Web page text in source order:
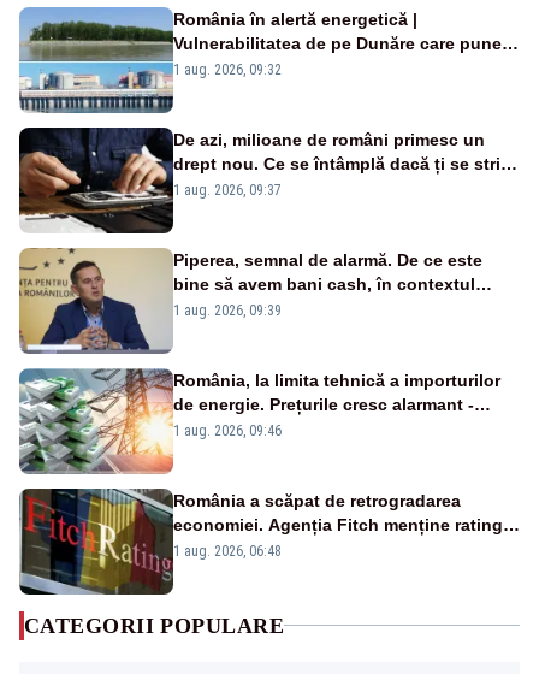
România în alertă energetică |
Vulnerabilitatea de pe Dunăre care pune
în pericol Centrala Cernavodă era
1 aug. 2026, 09:32
De azi, milioane de români primesc un
drept nou. Ce se întâmplă dacă ți se strică
un produs
1 aug. 2026, 09:37
Piperea, semnal de alarmă. De ce este
bine să avem bani cash, în contextul
alertei energetice?
1 aug. 2026, 09:39
România, la limita tehnică a importurilor
de energie. Prețurile cresc alarmant -
Analiză Realitatea Plus
1 aug. 2026, 09:46
România a scăpat de retrogradarea
economiei. Agenția Fitch menține ratingul
„BBB-” cu perspectivă negativă
1 aug. 2026, 06:48
CATEGORII POPULARE